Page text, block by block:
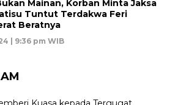
Mainan, Korban Minta Jaksa
Tuntut Terdakwa Feri
Beratnya
| 9:36 pm WIB